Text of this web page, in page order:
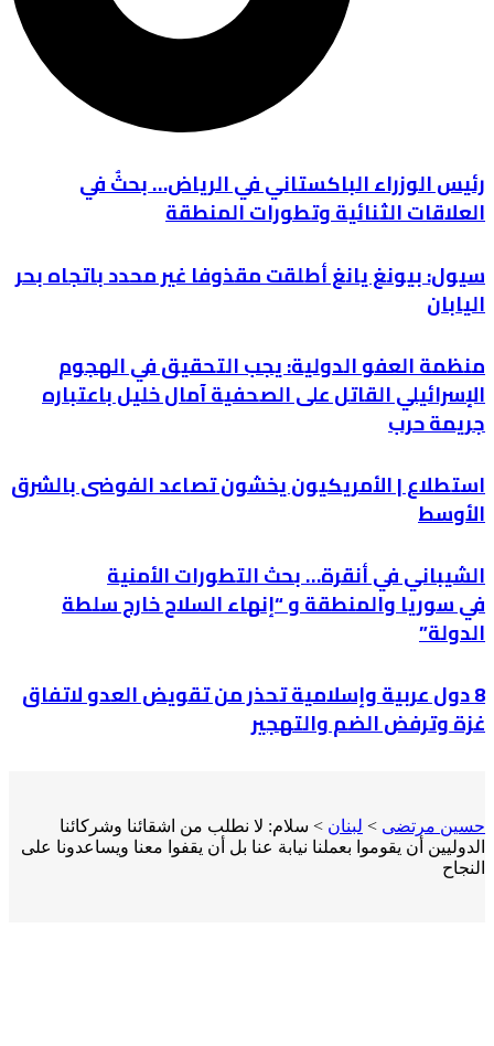
رئيس الوزراء الباكستاني في الرياض… بحثٌ في
العلاقات الثنائية وتطورات المنطقة
سيول: بيونغ يانغ أطلقت مقذوفا غير محدد باتجاه بحر
اليابان
منظمة العفو الدولية: يجب التحقيق في الهجوم
الإسرائيلي القاتل على الصحفية آمال خليل باعتباره
جريمة حرب
استطلاع | الأمريكيون يخشون تصاعد الفوضى بالشرق
الأوسط
الشيباني في أنقرة… بحث التطورات الأمنية
في سوريا والمنطقة و “إنهاء السلاح خارج سلطة
الدولة”
8 دول عربية وإسلامية تحذر من تقويض العدو لاتفاق
غزة وترفض الضم والتهجير
حسين مرتضى > لبنان > سلام: لا نطلب من اشقائنا وشركائنا
الدوليين أن يقوموا بعملنا نيابة عنا بل أن يقفوا معنا ويساعدونا على
النجاح